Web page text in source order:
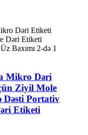
Mikro Dəri
Ziyil Mole
Dəsti Portativ
Etiketi